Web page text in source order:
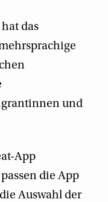
das
und
App
die App
Auswahl der